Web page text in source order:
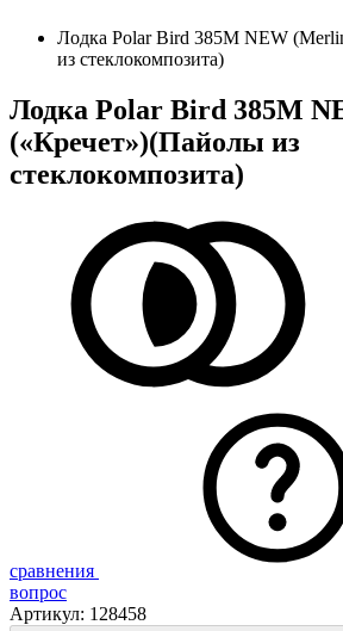
Лодка Polar Bird 385M NEW
из стеклокомпозита)
Лодка Polar Bird 385M
(«Кречет»)(Пайолы из
стеклокомпозита)
сравнения
вопрос
Артикул: 128458